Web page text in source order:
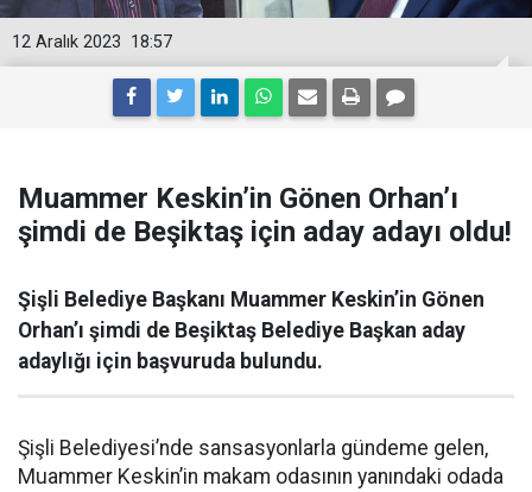
18:57
12 Aralık 2023
Muammer Keskin’in Gönen Orhan’ı
şimdi de Beşiktaş için aday adayı oldu!
Şişli Belediye Başkanı Muammer Keskin’in Gönen
Orhan’ı şimdi de Beşiktaş Belediye Başkan aday
adaylığı için başvuruda bulundu.
Şişli Belediyesi’nde sansasyonlarla gündeme gelen,
Muammer Keskin’in makam odasının yanındaki odada